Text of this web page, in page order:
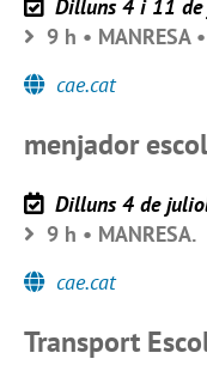
Dilluns 4 i 11
9 h • MANRESA
cae.cat
menjador
Dilluns 4 de
9 h • MANRESA.
cae.cat
Transport